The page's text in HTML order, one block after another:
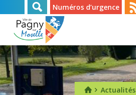
Numéros d’urgence
Actualités